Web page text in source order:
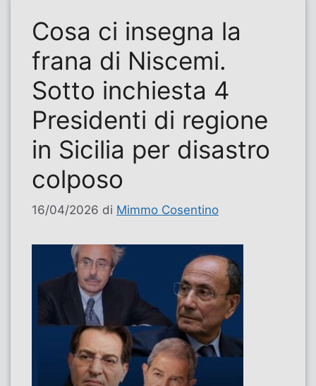
Cosa ci insegna la
frana di Niscemi.
Sotto inchiesta 4
Presidenti di regione
in Sicilia per disastro
colposo
16/04/2026 di Mimmo Cosentino